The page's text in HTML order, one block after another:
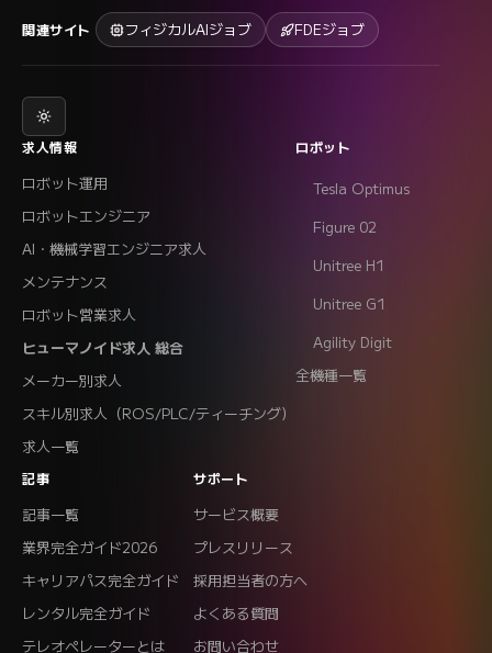
関連サイト フィジカルAIジョブ FDEジョブ
求人情報
ロボット運用
ロボットエンジニア
AI・機械学習エンジニア求人
メンテナンス
ロボット営業求人
ヒューマノイド求人 総合
メーカー別求人
スキル別求人（ROS/PLC/ティーチング）
求人一覧
ロボット
Tesla Optimus
Figure 02
Unitree H1
Unitree G1
Agility Digit
全機種一覧
記事
記事一覧
業界完全ガイド2026
キャリアパス完全ガイド
レンタル完全ガイド
テレオペレーターとは
サポート
サービス概要
プレスリリース
採用担当者の方へ
よくある質問
お問い合わせ